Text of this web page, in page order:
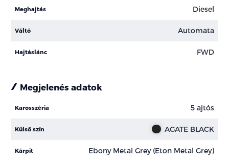
Meghajtás Diesel
Váltó Automata
Hajtáslánc FWD
Megjelenés adatok
Karosszéria 5 ajtós
Külső szín AGATE BLACK
Kárpit Ebony Metal Grey (Eton Metal Grey)